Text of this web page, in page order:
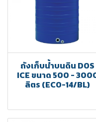
ถังเก็บน้ำบนดิน DOS
ICE ขนาด 500 -
ลิตร (ECO-14/BL)